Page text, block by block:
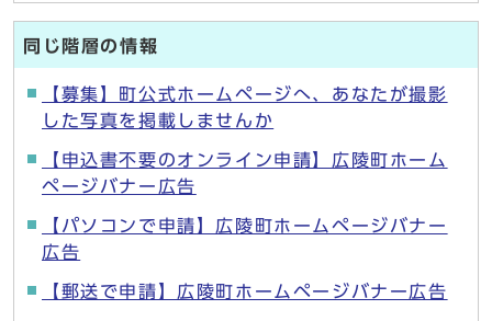
同じ階層の情報
【募集】町公式ホームページへ、あなたが撮影
した写真を掲載しませんか
【申込書不要のオンライン申請】広陵町ホーム
ページバナー広告
【パソコンで申請】広陵町ホームページバナー
広告
【郵送で申請】広陵町ホームページバナー広告